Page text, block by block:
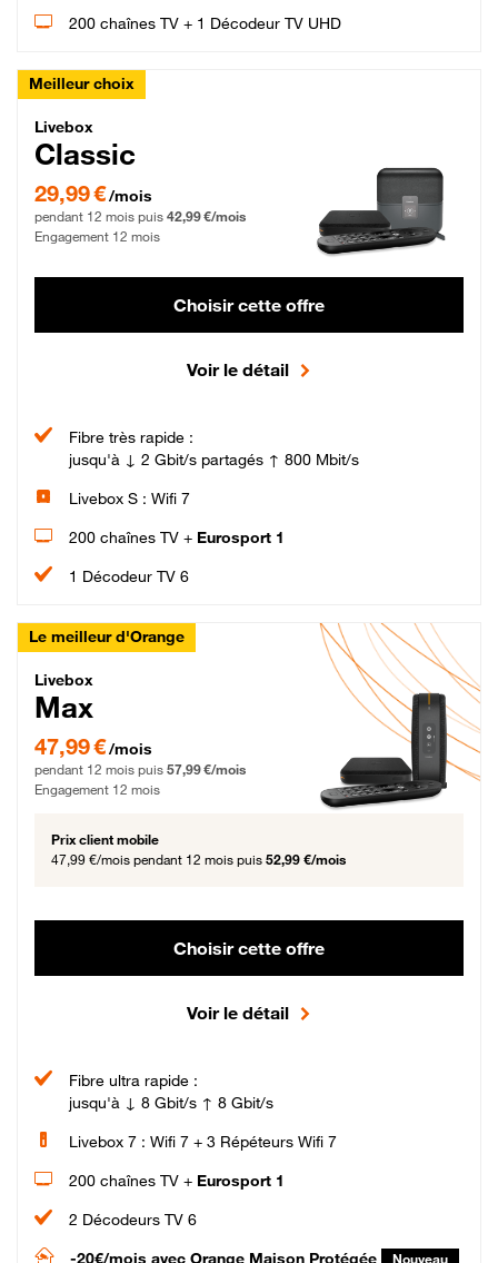
200 chaînes TV + 1 Décodeur TV UHD
Meilleur choix
Livebox Classic Fibre
Livebox
Classic
29,99 € par mois pendant 12 mois puis 42,99 € par mois, Engagement 12 mois
29,99 €/mois
pendant 12 mois puis 42,99 €/mois
Engagement 12 mois
Choisir cette offre
Voir le détail
Fibre très rapide :
jusqu'à ↓ 2 Gbit/s partagés ↑ 800 Mbit/s
Livebox S : Wifi 7
200 chaînes TV + Eurosport 1
1 Décodeur TV 6
Le meilleur d'Orange
Livebox Max Fibre
Livebox
Max
47,99 € par mois pendant 12 mois puis 57,99 € par mois, Engagement 12 mois
47,99 €/mois
pendant 12 mois puis 57,99 €/mois
Engagement 12 mois
Prix client mobile
47,99 €/mois pendant 12 mois puis 52,99 €/mois
Choisir cette offre
Voir le détail
Fibre ultra rapide :
jusqu'à ↓ 8 Gbit/s ↑ 8 Gbit/s
Livebox 7 : Wifi 7 + 3 Répéteurs Wifi 7
200 chaînes TV + Eurosport 1
2 Décodeurs TV 6
-20€/mois avec Orange Maison Protégée Nouveau